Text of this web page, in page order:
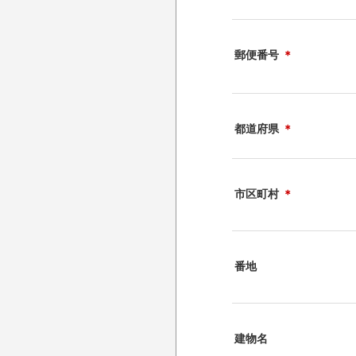
郵便番号 ＊
都道府県 ＊
市区町村 ＊
番地
建物名